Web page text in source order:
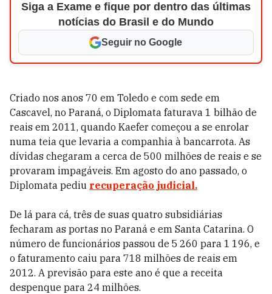
Siga a Exame e fique por dentro das últimas
notícias do Brasil e do Mundo
Seguir no Google
Criado nos anos 70 em Toledo e com sede em
Cascavel, no Paraná, o Diplomata faturava 1 bilhão de
reais em 2011, quando Kaefer começou a se enrolar
numa teia que levaria a companhia à bancarrota. As
dívidas chegaram a cerca de 500 milhões de reais e se
provaram impagáveis. Em agosto do ano passado, o
Diplomata pediu recuperação judicial.
De lá para cá, três de suas quatro subsidiárias
fecharam as portas no Paraná e em Santa Catarina. O
número de funcionários passou de 5 260 para 1 196, e
o faturamento caiu para 718 milhões de reais em
2012. A previsão para este ano é que a receita
despenque para 24 milhões.